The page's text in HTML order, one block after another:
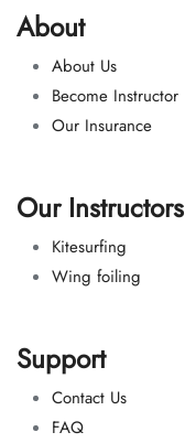
About
About Us
Become Instructor
Our Insurance
Our Instructors
Kitesurfing
Wing foiling
Support
Contact Us
FAQ